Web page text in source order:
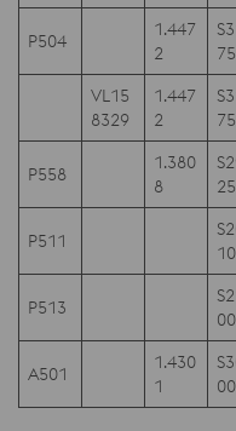
P504
1.447
2
75
VL15
8329
1.447
2
75
P558
1.380
8
25
P511
10
P513
00
A501
1.430
1
00